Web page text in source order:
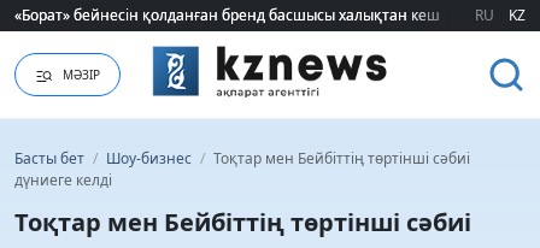
«Борат» бейнесін қолданған бренд басшысы халықтан кешірім сұрады
«Борат» бейнесін қолданған бренд басшысы халықтан кешірім сұрады
RU KZ
МӘЗІР
Басты бет / Шоу-бизнес / Тоқтар мен Бейбіттің төртінші сәбиі
дүниеге келді
Тоқтар мен Бейбіттің төртінші сәбиі